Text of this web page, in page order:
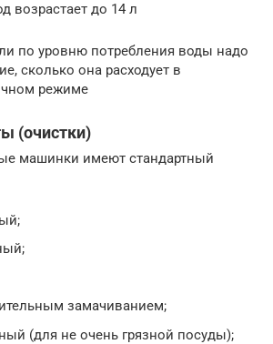
возрастает до 14 л
по уровню потребления воды надо
сколько она расходует в
режиме
(очистки)
машинки имеют стандартный
замачиванием;
(для не очень грязной посуды);